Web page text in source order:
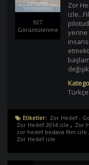
927
Görüntülenme
Zor
yerine
Etiketler: Zor Hedef -
Zor Hedef 2014 izle , Zor
zor hedef bedava film izle
Zor Hedef izle